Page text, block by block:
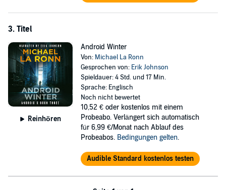
3. Titel
Reinhören
Android Winter
Von: Michael La Ronn
Gesprochen von: Erik Johnson
Spieldauer: 4 Std. und 17 Min.
Sprache: Englisch
Noch nicht bewertet
10,52 € oder kostenlos mit einem
Probeabo. Verlängert sich automatisch
für 6,99 €/Monat nach Ablauf des
Probeabos. Bedingungen gelten.
Audible Standard kostenlos testen